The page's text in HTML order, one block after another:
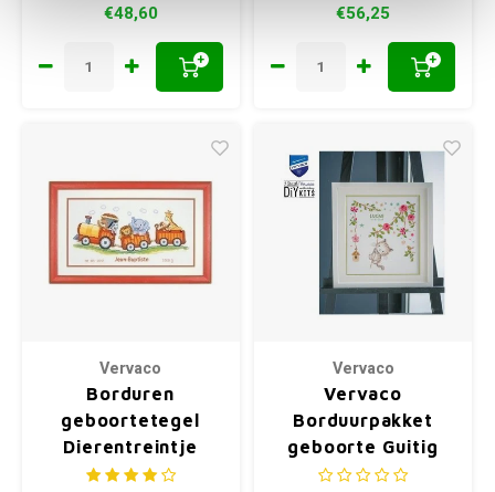
€48,60
+
€56,25
+
Vervaco
Borduren
geboortetegel
Dierentreintje
0145025
Vervaco
Vervaco
Borduurpakket
geboorte Guitig
poesje